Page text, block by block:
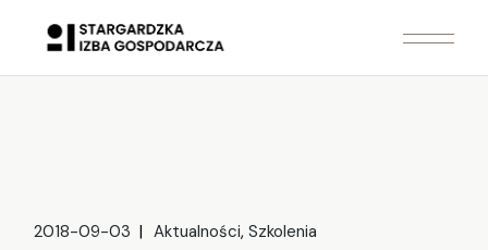
content
2018-09-03 Aktualności Szkolenia